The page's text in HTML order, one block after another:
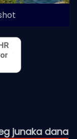
junaka dana